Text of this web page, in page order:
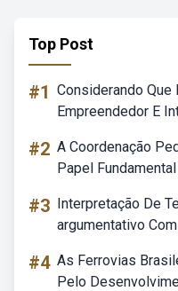
Top Post
#1 Considerando Que
Empreendedor E
#2 A Coordenação
Papel
#3 Interpretação De
argumentativo
#4 As Ferrovias
Pelo